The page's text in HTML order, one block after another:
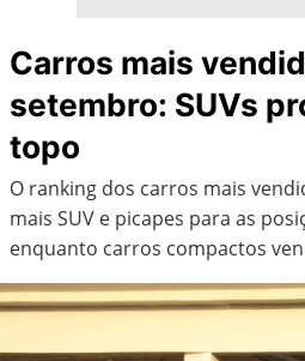
Carros mais
setembro: SUVs
topo
O ranking dos carros mais
mais SUV e picapes para as
enquanto carros compactos